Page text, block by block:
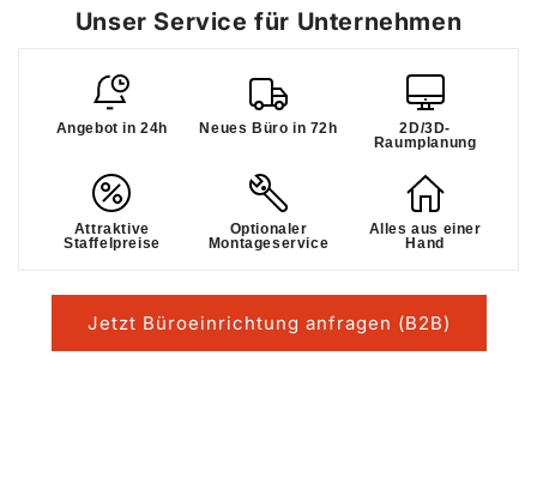
Unser Service für Unternehmen
Angebot in 24h Neues Büro in 72h
2D/3D-
Raumplanung
Attraktive
Staffelpreise
Optionaler
Montageservice
Alles aus einer
Hand
Jetzt Büroeinrichtung anfragen (B2B)